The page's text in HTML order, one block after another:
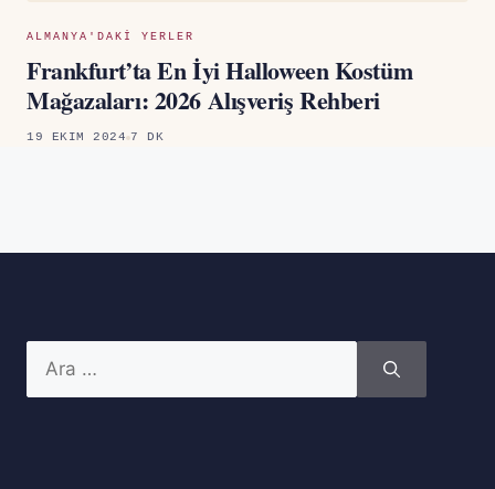
ALMANYA'DAKI YERLER
Frankfurt’ta En İyi Halloween Kostüm
Mağazaları: 2026 Alışveriş Rehberi
19 EKIM 2024 7 DK
ara